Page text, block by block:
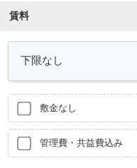
賃料
敷金なし
管理費・共益費込み